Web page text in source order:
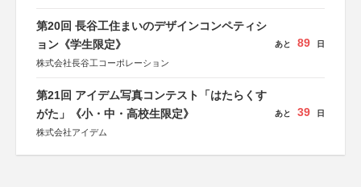
第20回 長谷工住まいのデザインコンペティシ
ョン《学生限定》
株式会社長谷工コーポレーション
あと 89 日
第21回 アイデム写真コンテスト「はたらくす
がた」《小・中・高校生限定》
株式会社アイデム
あと 39 日